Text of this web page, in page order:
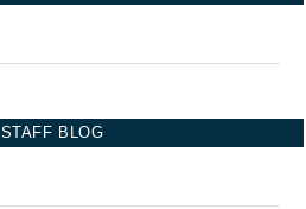
STAFF BLOG